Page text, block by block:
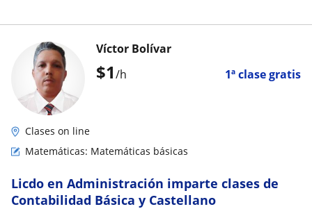
$1/h 1ª clase gratis
Víctor Bolívar
Clases on line
Matemáticas: Matemáticas básicas
Licdo en Administración imparte clases de
Contabilidad Básica y Castellano